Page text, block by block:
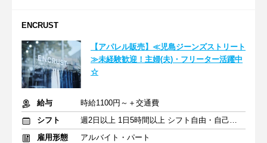
ENCRUST
【アパレル販売】≪児島ジーンズストリート
≫未経験歓迎！主婦(夫)・フリーター活躍中
☆
給与
時給1100円～＋交通費
シフト
週2日以上 1日5時間以上 シフト自由・自己申告
雇用形態
アルバイト・パート